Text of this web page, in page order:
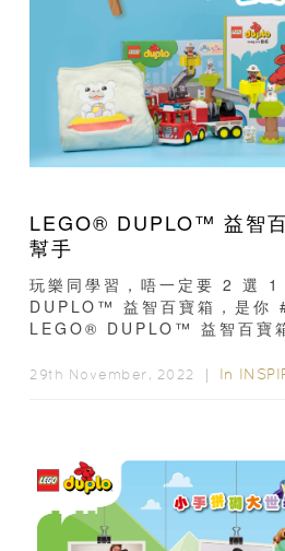
LEGO® DUPLO™ 益智
幫手
玩樂同學習，唔一定要 2 選
DUPLO™ 益智百寶箱，是你
LEGO® DUPLO™ 益智百寶
29th November, 2022 ｜ In